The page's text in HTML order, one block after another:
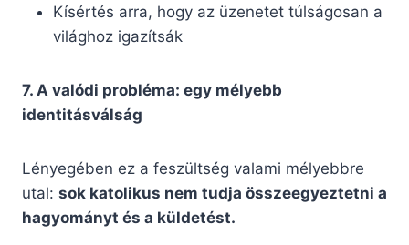
Kísértés arra, hogy az üzenetet túlságosan a
világhoz igazítsák
7. A valódi probléma: egy mélyebb
identitásválság
Lényegében ez a feszültség valami mélyebbre
utal: sok katolikus nem tudja összeegyeztetni a
hagyományt és a küldetést.